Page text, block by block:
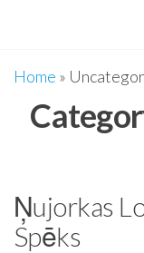
content
Home »
Ņujorkas
Spēks